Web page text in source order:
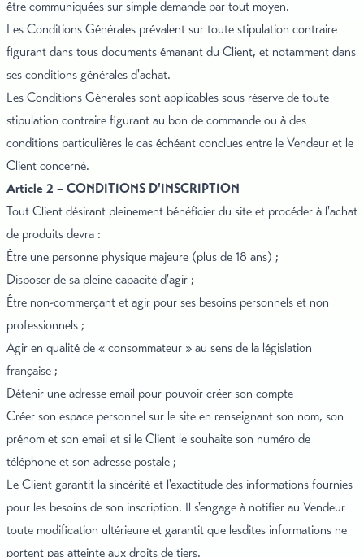
être communiquées sur simple demande par tout moyen.
Les Conditions Générales prévalent sur toute stipulation contraire
figurant dans tous documents émanant du Client, et notamment dans
ses conditions générales d'achat.
Les Conditions Générales sont applicables sous réserve de toute
stipulation contraire figurant au bon de commande ou à des
conditions particulières le cas échéant conclues entre le Vendeur et le
Client concerné.
Article 2 – CONDITIONS D'INSCRIPTION
Tout Client désirant pleinement bénéficier du site et procéder à l'achat
de produits devra :
Être une personne physique majeure (plus de 18 ans) ;
Disposer de sa pleine capacité d'agir ;
Être non-commerçant et agir pour ses besoins personnels et non
professionnels ;
Agir en qualité de « consommateur » au sens de la législation
française ;
Détenir une adresse email pour pouvoir créer son compte
Créer son espace personnel sur le site en renseignant son nom, son
prénom et son email et si le Client le souhaite son numéro de
téléphone et son adresse postale ;
Le Client garantit la sincérité et l'exactitude des informations fournies
pour les besoins de son inscription. Il s'engage à notifier au Vendeur
toute modification ultérieure et garantit que lesdites informations ne
portent pas atteinte aux droits de tiers.